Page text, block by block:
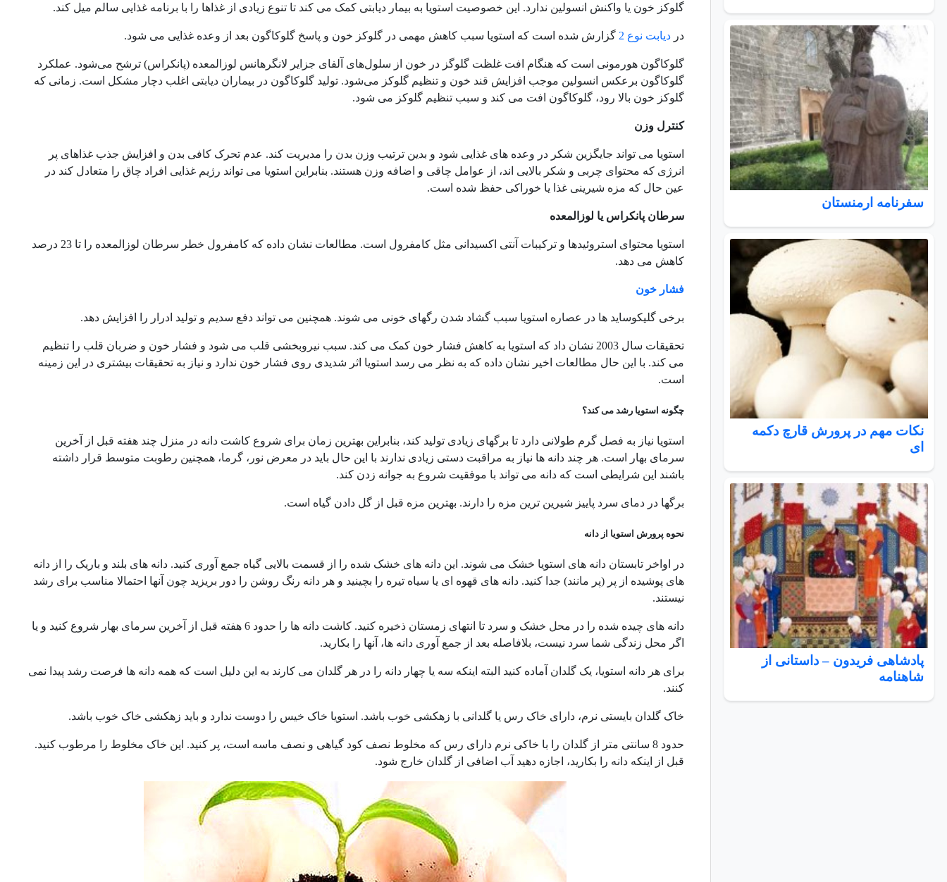
سفرنامه ارمنستان
نکات مهم در پرورش قارچ دکمه
ای
پادشاهی فریدون – داستانی از
شاهنامه
گلوکز خون یا واکنش انسولین ندارد. این خصوصیت استویا به بیمار دیابتی کمک می کند تا تنوع زیادی از غذاها را با برنامه غذایی سالم میل کند.
در دیابت نوع 2 گزارش شده است که استویا سبب کاهش مهمی در گلوکز خون و پاسخ گلوکاگون بعد از وعده غذایی می شود.
گلوکاگون هورمونی است که هنگام افت غلظت گلوگز در خون از سلول‌های آلفای جزایر لانگرهانس لوزالمعده (پانکراس) ترشح می‌شود. عملکرد
گلوکاگون برعکس انسولین موجب افزایش قند خون و تنظیم گلوکز می‌شود. تولید گلوکاگون در بیماران دیابتی اغلب دچار مشکل است. زمانی که
گلوکز خون بالا رود، گلوکاگون افت می کند و سبب تنظیم گلوکز می شود.
کنترل وزن
استویا می تواند جایگزین شکر در وعده های غذایی شود و بدین ترتیب وزن بدن را مدیریت کند. عدم تحرک کافی بدن و افزایش جذب غذاهای پر
انرژی که محتوای چربی و شکر بالایی اند، از عوامل چاقی و اضافه وزن هستند. بنابراین استویا می تواند رژیم غذایی افراد چاق را متعادل کند در
عین حال که مزه شیرینی غذا یا خوراکی حفظ شده است.
سرطان پانکراس یا لوزالمعده
استویا محتوای استروئیدها و ترکیبات آنتی اکسیدانی مثل کامفرول است. مطالعات نشان داده که کامفرول خطر سرطان لوزالمعده را تا 23 درصد
کاهش می دهد.
فشار خون
برخی گلیکوساید ها در عصاره استویا سبب گشاد شدن رگهای خونی می شوند. همچنین می تواند دفع سدیم و تولید ادرار را افزایش دهد.
تحقیقات سال 2003 نشان داد که استویا به کاهش فشار خون کمک می کند. سبب نیروبخشی قلب می شود و فشار خون و ضربان قلب را تنظیم
می کند. با این حال مطالعات اخیر نشان داده که به نظر می رسد استویا اثر شدیدی روی فشار خون ندارد و نیاز به تحقیقات بیشتری در این زمینه
است.
چگونه استویا رشد می کند؟
استویا نیاز به فصل گرم طولانی دارد تا برگهای زیادی تولید کند، بنابراین بهترین زمان برای شروع کاشت دانه در منزل چند هفته قبل از آخرین
سرمای بهار است. هر چند دانه ها نیاز به مراقبت دستی زیادی ندارند با این حال باید در معرض نور، گرما، همچنین رطوبت متوسط قرار داشته
باشند این شرایطی است که دانه می تواند با موفقیت شروع به جوانه زدن کند.
برگها در دمای سرد پاییز شیرین ترین مزه را دارند. بهترین مزه قبل از گل دادن گیاه است.
نحوه پرورش استویا از دانه
در اواخر تابستان دانه های استویا خشک می شوند. این دانه های خشک شده را از قسمت بالایی گیاه جمع آوری کنید. دانه های بلند و باریک را از دانه
های پوشیده از پر (پر مانند) جدا کنید. دانه های قهوه ای یا سیاه تیره را بچینید و هر دانه رنگ روشن را دور بریزید چون آنها احتمالا مناسب برای رشد
نیستند.
دانه های چیده شده را در محل خشک و سرد تا انتهای زمستان ذخیره کنید. کاشت دانه ها را حدود 6 هفته قبل از آخرین سرمای بهار شروع کنید و یا
اگر محل زندگی شما سرد نیست، بلافاصله بعد از جمع آوری دانه ها، آنها را بکارید.
برای هر دانه استویا، یک گلدان آماده کنید البته اینکه سه یا چهار دانه را در هر گلدان می کارند به این دلیل است که همه دانه ها فرصت رشد پیدا نمی
کنند.
خاک گلدان بایستی نرم، دارای خاک رس یا گلدانی با زهکشی خوب باشد. استویا خاک خیس را دوست ندارد و باید زهکشی خاک خوب باشد.
حدود 8 سانتی متر از گلدان را با خاکی نرم دارای رس که مخلوط نصف کود گیاهی و نصف ماسه است، پر کنید. این خاک مخلوط را مرطوب کنید.
قبل از اینکه دانه را بکارید، اجازه دهید آب اضافی از گلدان خارج شود.